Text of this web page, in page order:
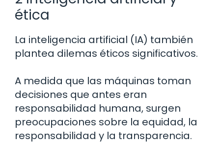
ética
La inteligencia artificial (IA) también
plantea dilemas éticos significativos.
A medida que las máquinas toman
decisiones que antes eran
responsabilidad humana, surgen
preocupaciones sobre la equidad, la
responsabilidad y la transparencia.